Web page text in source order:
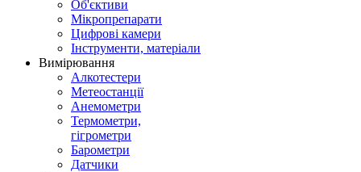
Об'єктиви
Мікропрепарати
Цифрові камери
Інструменти, матеріали
Вимірювання
Алкотестери
Метеостанції
Анемометри
Термометри,
гігрометри
Барометри
Датчики